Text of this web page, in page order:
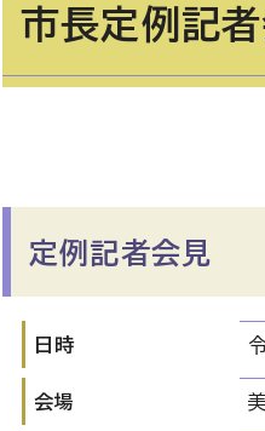
市長定例記
定例記者会見
日時
会場